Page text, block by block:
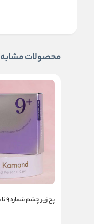
محصولات مشابه
پچ زیر چشم شماره ۹ نامبوزین